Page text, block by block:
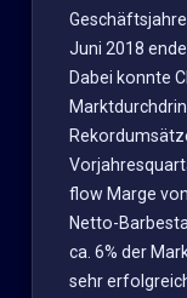
Juni 2018
Dabei konnte
flow Marge
Netto-
ca. 6% der
sehr